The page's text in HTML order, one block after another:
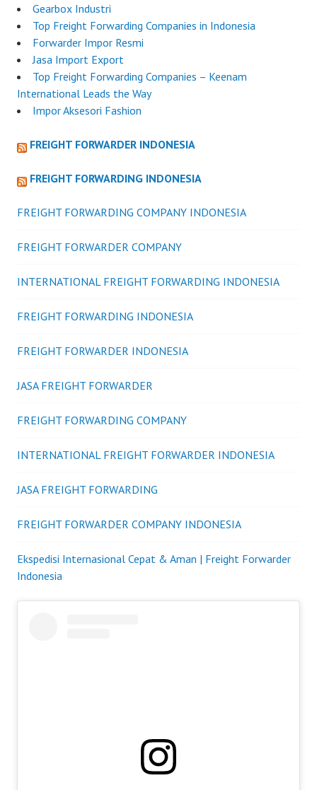
Gearbox Industri
Top Freight Forwarding Companies in Indonesia
Forwarder Impor Resmi
Jasa Import Export
Top Freight Forwarding Companies – Keenam
International Leads the Way
Impor Aksesori Fashion
FREIGHT FORWARDER INDONESIA
FREIGHT FORWARDING INDONESIA
FREIGHT FORWARDING COMPANY INDONESIA
FREIGHT FORWARDER COMPANY
INTERNATIONAL FREIGHT FORWARDING INDONESIA
FREIGHT FORWARDING INDONESIA
FREIGHT FORWARDER INDONESIA
JASA FREIGHT FORWARDER
FREIGHT FORWARDING COMPANY
INTERNATIONAL FREIGHT FORWARDER INDONESIA
JASA FREIGHT FORWARDING
FREIGHT FORWARDER COMPANY INDONESIA
Ekspedisi Internasional Cepat & Aman | Freight Forwarder
Indonesia